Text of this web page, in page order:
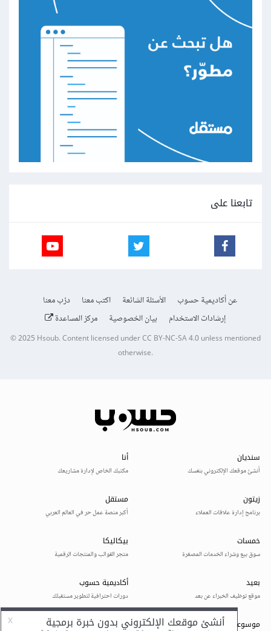
تابعنا على
عن أكاديمية حسوب الأسئلة الشائعة اكتب معنا
درّب معنا
إرشادات الاستخدام
بيان الخصوصية مركز المساعدة
© 2025Hsoub.Content licensed underCC BY-NC-SA 4.0unless mentioned
otherwise.